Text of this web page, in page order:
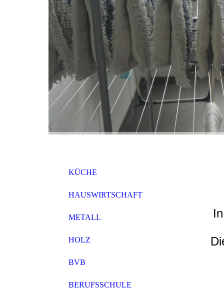
KÜCHE
HAUSWIRTSCHAFT
METALL
HOLZ
BVB
BERUFSSCHULE